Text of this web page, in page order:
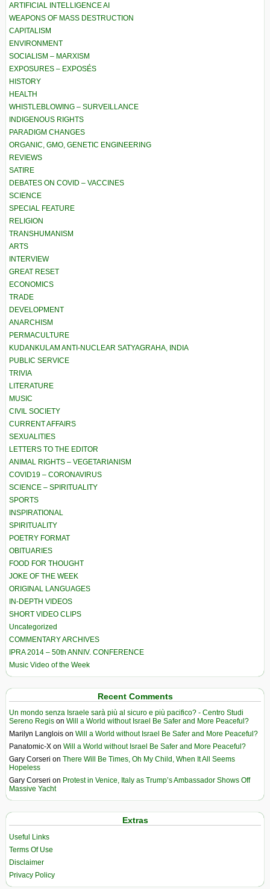
ARTIFICIAL INTELLIGENCE AI
WEAPONS OF MASS DESTRUCTION
CAPITALISM
ENVIRONMENT
SOCIALISM – MARXISM
EXPOSURES – EXPOSÉS
HISTORY
HEALTH
WHISTLEBLOWING – SURVEILLANCE
INDIGENOUS RIGHTS
PARADIGM CHANGES
ORGANIC, GMO, GENETIC ENGINEERING
REVIEWS
SATIRE
DEBATES ON COVID – VACCINES
SCIENCE
SPECIAL FEATURE
RELIGION
TRANSHUMANISM
ARTS
INTERVIEW
GREAT RESET
ECONOMICS
TRADE
DEVELOPMENT
ANARCHISM
PERMACULTURE
KUDANKULAM ANTI-NUCLEAR SATYAGRAHA, INDIA
PUBLIC SERVICE
TRIVIA
LITERATURE
MUSIC
CIVIL SOCIETY
CURRENT AFFAIRS
SEXUALITIES
LETTERS TO THE EDITOR
ANIMAL RIGHTS – VEGETARIANISM
COVID19 – CORONAVIRUS
SCIENCE – SPIRITUALITY
SPORTS
INSPIRATIONAL
SPIRITUALITY
POETRY FORMAT
OBITUARIES
FOOD FOR THOUGHT
JOKE OF THE WEEK
ORIGINAL LANGUAGES
IN-DEPTH VIDEOS
SHORT VIDEO CLIPS
Uncategorized
COMMENTARY ARCHIVES
IPRA 2014 – 50th ANNIV. CONFERENCE
Music Video of the Week
Recent Comments
Un mondo senza Israele sarà più al sicuro e più pacifico? - Centro Studi
Sereno Regis on Will a World without Israel Be Safer and More Peaceful?
Marilyn Langlois on Will a World without Israel Be Safer and More Peaceful?
Panatomic-X on Will a World without Israel Be Safer and More Peaceful?
Gary Corseri on There Will Be Times, Oh My Child, When It All Seems
Hopeless
Gary Corseri on Protest in Venice, Italy as Trump’s Ambassador Shows Off
Massive Yacht
Extras
Useful Links
Terms Of Use
Disclaimer
Privacy Policy